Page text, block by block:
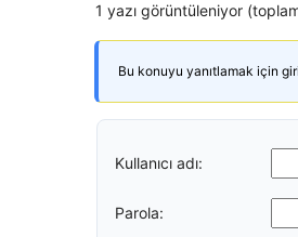
1 yazı görüntüleniyor
Bu konuyu yanıtlamak için
Kullanıcı adı:
Parola: